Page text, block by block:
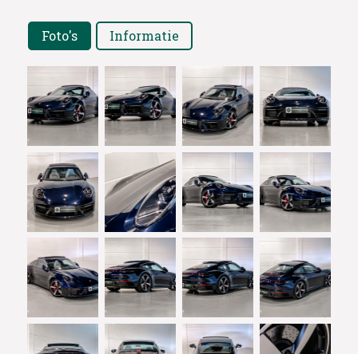
Foto's Informatie